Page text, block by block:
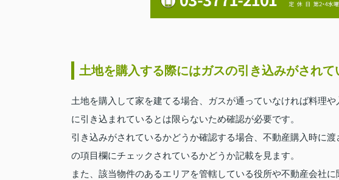
土地を購入する際にはガスの引き込みがされ
土地を購入して家を建てる場合、ガスが通っていなければ料理
に引き込まれているとは限らないため確認が必要です。
引き込みがされているかどうか確認する場合、不動産購入時に
の項目欄にチェックされているかどうか記載を見ます。
また、該当物件のあるエリアを管轄している役所や不動産会社